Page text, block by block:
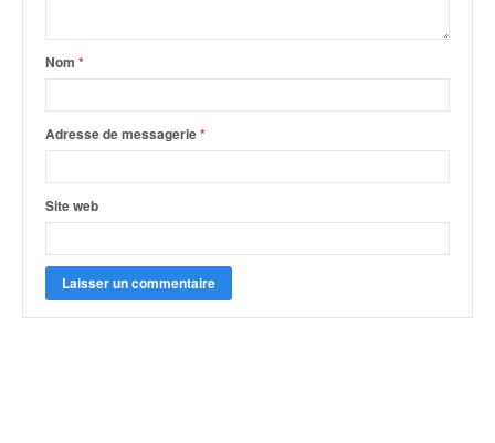
Nom *
Adresse de messagerie*
Site web